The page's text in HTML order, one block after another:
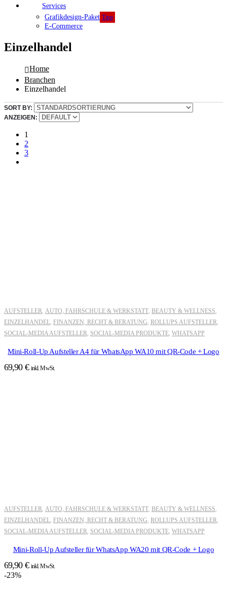
Services
Grafikdesign-Paket Tipp
E-Commerce
Einzelhandel
Home
Branchen
Einzelhandel
SORT BY:
ANZEIGEN:
1
2
3
AUFSTELLER AUTO, FAHRSCHULE & WERKSTATT BEAUTY & WELLNESS
EINZELHANDEL FINANZEN, RECHT & BERATUNG ROLLUPS AUFSTELLER
SOCIAL-MEDIA AUFSTELLER SOCIAL-MEDIA PRODUKTE WHATSAPP
Mini-Roll-Up Aufsteller A4 für WhatsApp WA10 mit QR-Code + Logo
69,90 € inkl. MwSt.
AUFSTELLER AUTO, FAHRSCHULE & WERKSTATT BEAUTY & WELLNESS
EINZELHANDEL FINANZEN, RECHT & BERATUNG ROLLUPS AUFSTELLER
SOCIAL-MEDIA AUFSTELLER SOCIAL-MEDIA PRODUKTE WHATSAPP
Mini-Roll-Up Aufsteller für WhatsApp WA20 mit QR-Code + Logo
69,90 € inkl. MwSt.
-23%